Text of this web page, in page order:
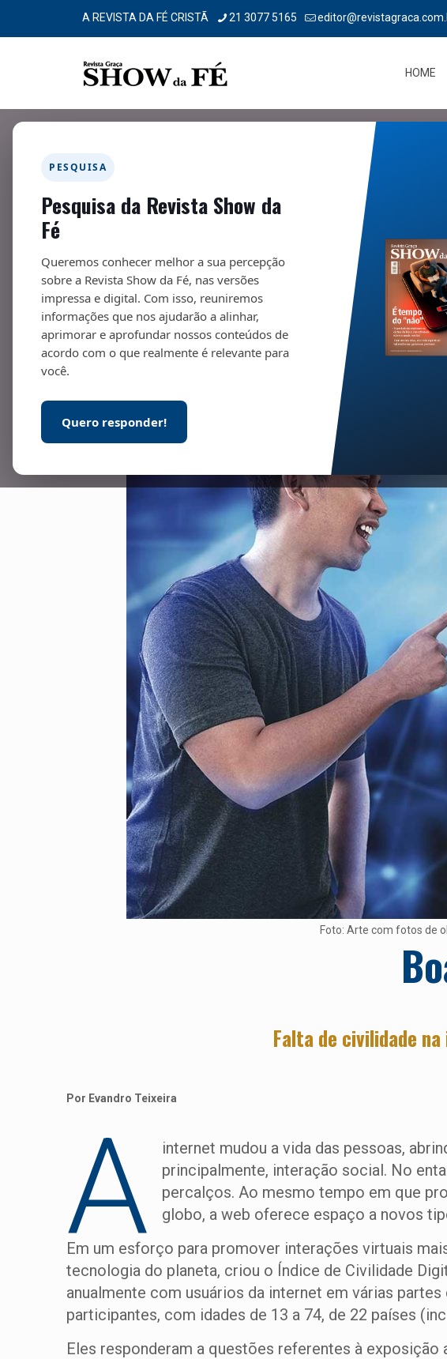
A REVISTA DA FÉ CRISTÃ 21 3077 5165
HOME
PESQUISA
Pesquisa da Revista Show da
Fé
Queremos conhecer melhor a sua percepção
sobre a Revista Show da Fé, nas versões
impressa e digital. Com isso, reuniremos
informações que nos ajudarão a alinhar,
aprimorar e aprofundar nossos conteúdos de
acordo com o que realmente é relevante para
você.
Quero responder!
Comportamento
Facebook
Foto: Arte com fotos de
Falta de civilidade
Por Evandro Teixeira
A
internet mudou a vida das pessoas,
principalmente, interação social. No
percalços. Ao mesmo tempo em que
globo, a web oferece espaço a novos
Em um esforço para promover interações virtuais
tecnologia do planeta, criou o Índice de Civilidade
anualmente com usuários da internet em várias
participantes, com idades de 13 a 74, de 22 países
Eles responderam a questões referentes à